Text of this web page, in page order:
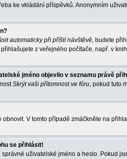
ke vkládání příspěvků. Anonymním
automaticky při příští návštěvě, budete
z veřejného počítače, např. v
jméno objevilo v seznamu právě
Skrýt vaši přítomnost ve fóru, pokud tuto
obnovit. V tomto případě zmáčkněte na
se přihlásit!
uživatelské jméno a heslo. Pokud